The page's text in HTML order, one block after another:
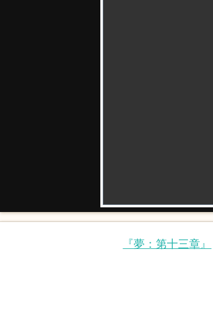
『夢：第十三章』